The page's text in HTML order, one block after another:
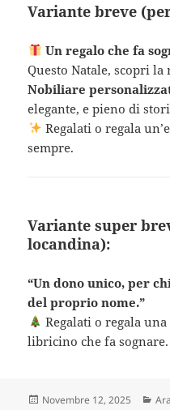
Variante breve
Un regalo che fa
Questo Natale, scopri
Nobiliare
elegante, e pieno di
Regalati o regala
sempre.
Variante super
locandina):
“Un dono unico, per
del proprio nome.”
Regalati o regala una
libricino che fa sognare.
Scritto
Novembre 12, 2025